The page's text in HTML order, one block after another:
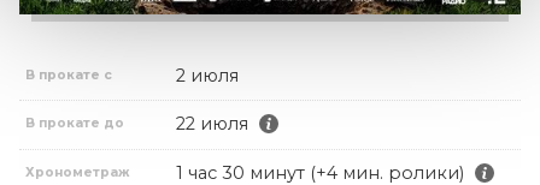
В прокате с 2 июля
В прокате до 22 июля
Хронометраж 1 час 30 минут (+4 мин. ролики)